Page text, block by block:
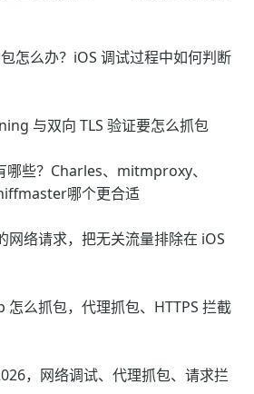
怎么办？iOS 调试过程中如何判断
与双向 TLS 验证要怎么抓包
哪些？Charles、mitmproxy、
哪个更合适
网络请求，把无关流量排除在 iOS
怎么抓包，代理抓包、HTTPS 拦截
，网络调试、代理抓包、请求拦